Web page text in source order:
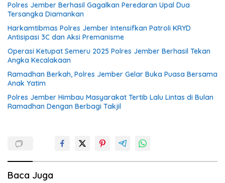
Polres Jember Berhasil Gagalkan Peredaran Upal Dua
Tersangka Diamankan
Harkamtibmas Polres Jember Intensifkan Patroli KRYD
Antisipasi 3C dan Aksi Premanisme
Operasi Ketupat Semeru 2025 Polres Jember Berhasil Tekan
Angka Kecalakaan
Ramadhan Berkah, Polres Jember Gelar Buka Puasa Bersama
Anak Yatim
Polres Jember Himbau Masyarakat Tertib Lalu Lintas di Bulan
Ramadhan Dengan Berbagi Takjil
Baca Juga